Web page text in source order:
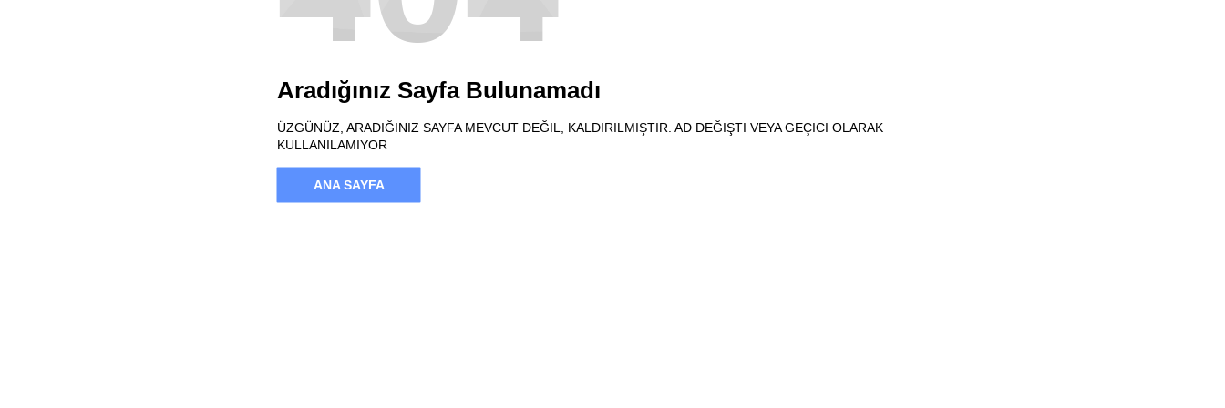
Aradığınız Sayfa Bulunamadı
ÜZGÜNÜZ, ARADIĞINIZ SAYFA MEVCUT DEĞIL, KALDIRILMIŞTIR. AD DEĞIŞTI VEYA GEÇICI OLARAK
KULLANILAMIYOR
ANA SAYFA